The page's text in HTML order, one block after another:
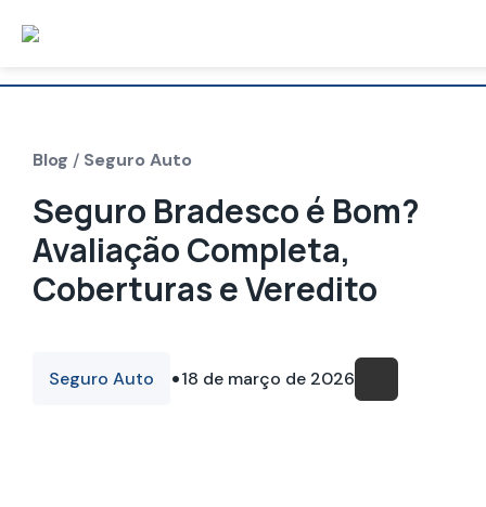
Blog / Seguro Auto
Seguro Bradesco é Bom?
Avaliação Completa,
Coberturas e Veredito
Seguro Auto •18 de março de 2026